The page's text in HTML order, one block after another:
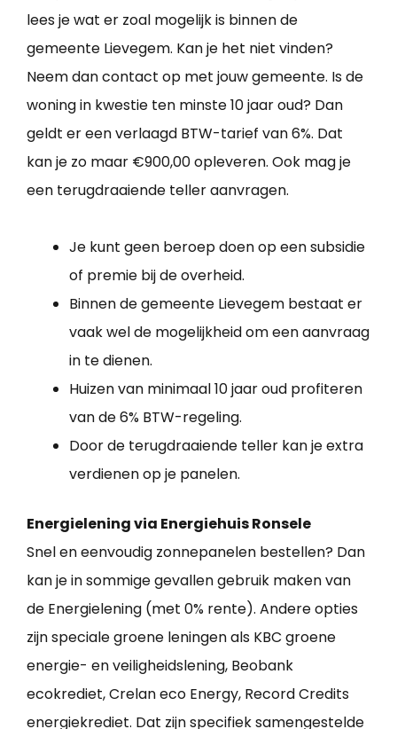
lees je wat er zoal mogelijk is binnen de
gemeente Lievegem. Kan je het niet vinden?
Neem dan contact op met jouw gemeente. Is de
woning in kwestie ten minste 10 jaar oud? Dan
geldt er een verlaagd BTW-tarief van 6%. Dat
kan je zo maar €900,00 opleveren. Ook mag je
een terugdraaiende teller aanvragen.
Je kunt geen beroep doen op een subsidie
of premie bij de overheid.
Binnen de gemeente Lievegem bestaat er
vaak wel de mogelijkheid om een aanvraag
in te dienen.
Huizen van minimaal 10 jaar oud profiteren
van de 6% BTW-regeling.
Door de terugdraaiende teller kan je extra
verdienen op je panelen.
Energielening via Energiehuis Ronsele
Snel en eenvoudig zonnepanelen bestellen? Dan
kan je in sommige gevallen gebruik maken van
de Energielening (met 0% rente). Andere opties
zijn speciale groene leningen als KBC groene
energie- en veiligheidslening, Beobank
ecokrediet, Crelan eco Energy, Record Credits
energiekrediet. Dat zijn specifiek samengestelde